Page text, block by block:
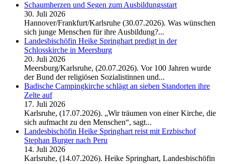
Schaumherzen und Segen zum Ausbildungsstart
30. Juli 2026
Hannover/Frankfurt/Karlsruhe (30.07.2026). Was wünschen
sich junge Menschen für ihre Ausbildung?...
Landesbischöfin Heike Springhart predigt in der
Schlosskirche in Meersburg
20. Juli 2026
Meersburg/Karlsruhe, (20.07.2026). Vor 100 Jahren wurde
der Bund der religiösen Sozialistinnen und...
Badische Campingkirche schlägt an sieben Standorten ihre
Zelte auf
17. Juli 2026
Karlsruhe, (17.07.2026). „Wir träumen von einer Kirche, die
sich aufmacht zu den Menschen“, sagt...
Landesbischöfin Heike Springhart reist mit Erzbischof
Stephan Burger nach Peru
14. Juli 2026
Karlsruhe, (14.07.2026). Heike Springhart, Landesbischöfin